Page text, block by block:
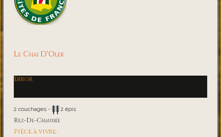
Le Chai D'Olek
Error
2 couchages - 2 épis
Rez-De-Chaussée
Pièce à vivre :